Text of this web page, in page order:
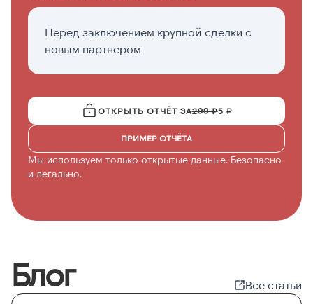
Перед заключением крупной сделки с
новым партнером
ОТКРЫТЬ ОТЧЁТ ЗА299 ₽5 ₽
ПРИМЕР ОТЧЁТА
Мы используем только открытые данные. Безопасно
и легально.
Блог Все статьи